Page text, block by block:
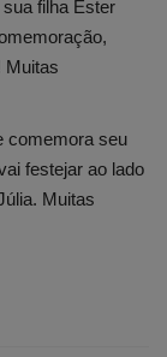
filha Ester
Muitas
comemora seu
festejar ao lado
Muitas